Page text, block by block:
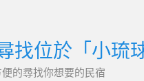
找位於「小琉
的尋找你想要的民宿